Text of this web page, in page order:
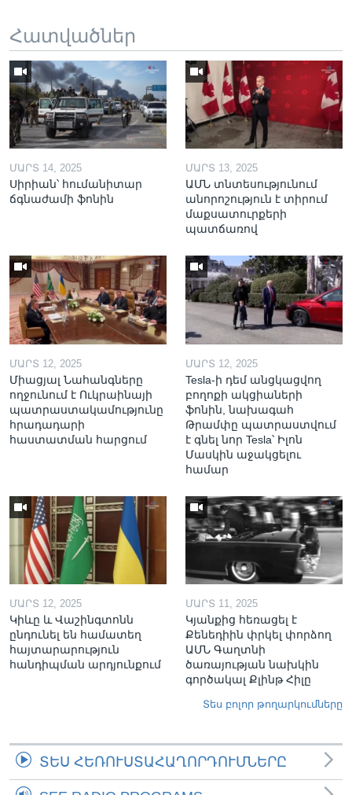
Հատվածներ
ՄԱՐՏ 14, 2025
Սիրիան՝ հումանիտար
ճգնաժամի ֆոնին
ՄԱՐՏ 13, 2025
ԱՄՆ տնտեսությունում
անորոշություն է տիրում
մաքսատուրքերի
պատճառով
ՄԱՐՏ 12, 2025
Միացյալ Նահանգները
ողջունում է Ուկրաինայի
պատրաստակամությունը
հրադադարի
հաստատման հարցում
ՄԱՐՏ 12, 2025
Tesla-ի դեմ անցկացվող
բողոքի ակցիաների
ֆոնին, նախագահ
Թրամփը պատրաստվում
է գնել նոր Tesla՝ Իլոն
Մասկին աջակցելու
համար
ՄԱՐՏ 12, 2025
Կիևը և Վաշինգտոնն
ընդունել են համատեղ
հայտարարություն
հանդիպման արդյունքում
ՄԱՐՏ 11, 2025
Կյանքից հեռացել է
Քենեդիին փրկել փորձող
ԱՄՆ Գաղտնի
ծառայության նախկին
գործակալ Քլինթ Հիլը
Տես բոլոր թողարկումները
ՏԵՍ ՀԵՌՈՒՍՏԱՀԱՂՈՐԴՈՒՄՆԵՐԸ